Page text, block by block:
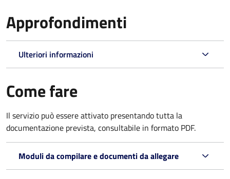
Approfondimenti
Ulteriori informazioni
Come fare
Il servizio può essere attivato presentando tutta la
documentazione prevista, consultabile in formato PDF.
Moduli da compilare e documenti da allegare